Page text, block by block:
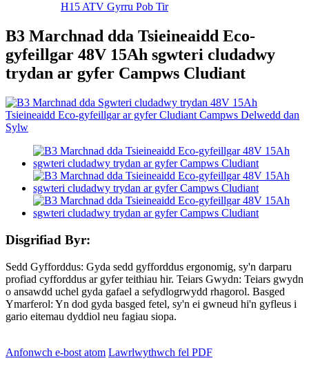
H15 ATV Gyrru Pob Tir
B3 Marchnad dda Tsieineaidd Eco-
gyfeillgar 48V 15Ah sgwteri cludadwy
trydan ar gyfer Campws Cludiant
Disgrifiad Byr:
Sedd Gyfforddus: Gyda sedd gyfforddus ergonomig, sy'n darparu
profiad cyfforddus ar gyfer teithiau hir. Teiars Gwydn: Teiars gwydn
o ansawdd uchel gyda gafael a sefydlogrwydd rhagorol. Basged
Ymarferol: Yn dod gyda basged fetel, sy'n ei gwneud hi'n gyfleus i
gario eitemau dyddiol neu fagiau siopa.
Anfonwch e-bost atom Lawrlwythwch fel PDF